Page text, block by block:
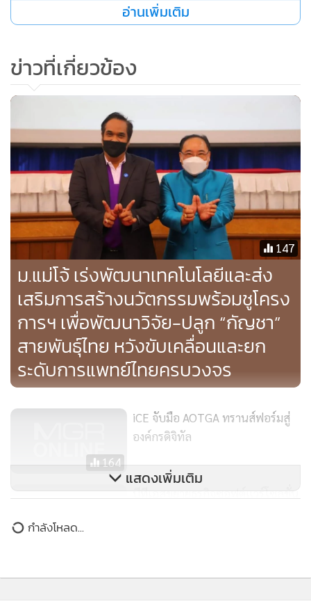
สามารถทำรายการด้วยตนเองบนมือถือได้อย่างสะดวกและ
อนุมัติ (Workflow) ตลอดจนงานหลังบ้านสำหรับหน่วยงาน HR
เช่น การคำนวณเงินเดือน ประกันสังคม ภาษี กองทุน ประเมิน
ผล และฝึกอบรม เป็นต้น ซึ่งในปัจจุบันระบบ “HumanOS” ได้
รับความนิยมจากองค์กรธุรกิจอย่างมากเพราะสามารถช่วยลดค่า
ใช้จ่ายได้อย่างมีประสิทธิภาพ เนื่องจากระบบปฏิบัติการของ
“HumanOS” ทำงานบนระบบคลาวด์ จึงสามารถประหยัดงบ
ประมาณด้านการดูแลและบำรุงรักษาอุปกรณ์ไอที
“การเข้าลงทุนในบริษัท ไอที-แคท ครั้งนี้ เป็นไปตามแผนการ
ลงทุนของบลูบิคที่วางไว้ สำหรับปี พ.ศ.2565 นี้ ซึ่งการขยาย
ธุรกิจและบริการผ่านการเข้าซื้อกิจการอย่างต่อเนื่องของบริษัทฯ
แสดงให้เห็นถึงขีดความสามารถในการเติบโตและตอกย้ำความ
เชื่อมั่นว่าผลประกอบการในปีนี้จะเติบโตไม่ต่ำกว่า 50% ตามที่
คาดการณ์ไว้ โดยบลูบิคยังคงมองหาโอกาสการลงทุนในธุรกิจ
ใหม่ๆ ที่จะเข้ามาเสริมประสิทธิภาพการดำเนินงานอย่างต่อเนื่อง
เพื่อบรรลุพันธกิจของการเป็น Venture Builder อีกด้วย” นายพ
ชร กล่าวปิดท้าย
อ่านเพิ่มเติม
ข่าวที่เกี่ยวข้อง
147
ม.แม่โจ้ เร่งพัฒนาเทคโนโลยีและส่ง
เสริมการสร้างนวัตกรรมพร้อมชูโครง
การฯ เพื่อพัฒนาวิจัย-ปลูก “กัญชา”
สายพันธุ์ไทย หวังขับเคลื่อนและยก
ระดับการแพทย์ไทยครบวงจร
164
iCE จับมือ AOTGA ทรานส์ฟอร์มสู่
องค์กรดิจิทัล
บีทีเอสขยายธุรกิจซอฟต์แวร์โซลูชั่น
แสดงเพิ่มเติม
ข่าวในหมวดล่าสุด